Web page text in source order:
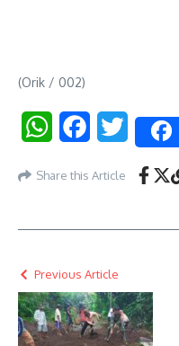
(Orik / 002)
WhatsAppFacebookTwitter
Share this Article
Previous Article